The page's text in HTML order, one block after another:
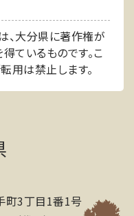
、大分県に著作権が
ているものです。こ
用は禁止します。
3丁目1番1号